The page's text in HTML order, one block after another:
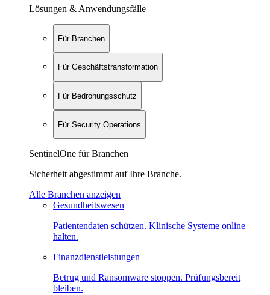
Lösungen & Anwendungsfälle
Für Branchen
Für Geschäftstransformation
Für Bedrohungsschutz
Für Security Operations
SentinelOne für Branchen
Sicherheit abgestimmt auf Ihre Branche.
Alle Branchen anzeigen
Gesundheitswesen
Patientendaten schützen. Klinische Systeme online
halten.
Finanzdienstleistungen
Betrug und Ransomware stoppen. Prüfungsbereit
bleiben.